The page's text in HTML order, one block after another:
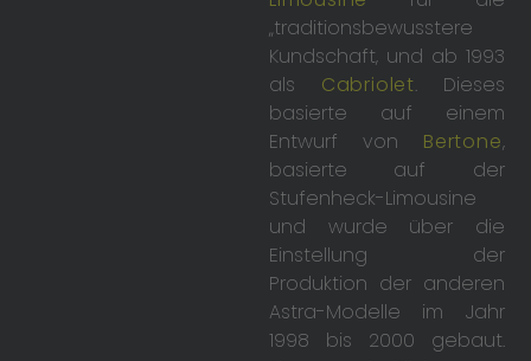
„traditionsbewusstere
Kundschaft, und ab 1993
als Cabriolet. Dieses
basierte auf einem
Entwurf von Bertone,
basierte auf der
Stufenheck-Limousine
und wurde über die
Einstellung der
Produktion der anderen
Astra-Modelle im Jahr
1998 bis 2000 gebaut.